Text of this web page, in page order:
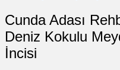
Cunda Adası
Deniz Kokulu
İncisi